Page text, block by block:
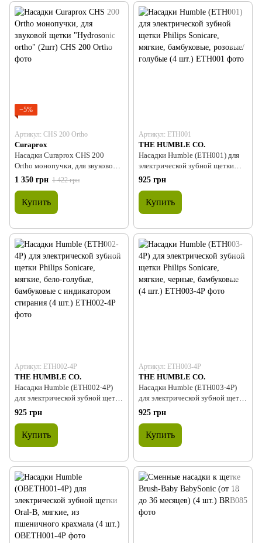
−5%
Артикул: CHS 200 Ortho
Curaprox
Насадки Curaprox CHS 200
Ortho монопучки, для звуковой
щетки "Hydrosonic ortho" (2шт)
1 350 грн 1 422 грн
Купить
Артикул: ЕТН001
THE HUMBLE CO.
Насадки Humble (ЕТН001) для
электрической зубной щетки
Philips Sonicare, мягкие,
бамбуковые, розовые/голубые (4
шт.)
925 грн
Купить
Артикул: ЕТН002-4Р
THE HUMBLE CO.
Насадки Humble (ЕТН002-4Р)
для электрической зубной щетки
Philips Sonicare, мягкие, бело-
голубые, бамбуковые с
индикатором стирания (4 шт.)
925 грн
Купить
Артикул: ЕТН003-4Р
THE HUMBLE CO.
Насадки Humble (ЕТН003-4Р)
для электрической зубной щетки
Philips Sonicare, мягкие, черные,
бамбуковые (4 шт.)
925 грн
Купить